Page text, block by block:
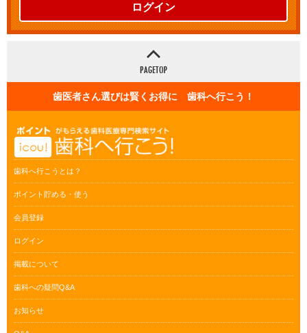
ログイン
歯医者さん選びは賢くお得に 歯科へ行こう！
歯科へ行こうとは？
ポイント貯める・使う
会員登録
ログイン
掲載について
歯科への疑問Q&A
お知らせ